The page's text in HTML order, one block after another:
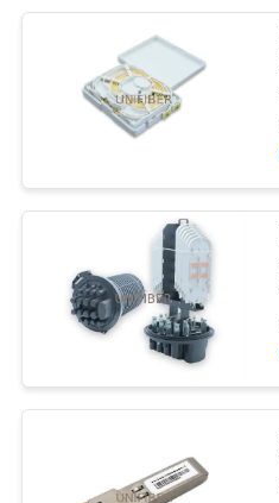
émetteur-
à fibre
Panneau
optique